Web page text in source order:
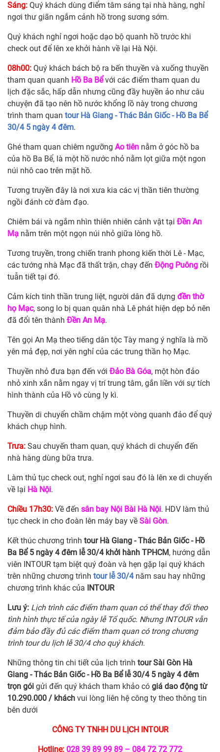
Sáng: Quý khách dùng điểm tâm sáng tại nhà hàng, nghỉ
ngơi thư giãn ngắm cảnh hồ trong sương sớm.
Quý khách nghỉ ngơi hoặc dạo bộ quanh hồ trước khi
check out để lên xe khởi hành về lại Hà Nội.
08h00: Quý khách bách bộ ra bến thuyền và xuống thuyền
tham quan quanh Hồ Ba Bểvới các điểm tham quan du
lịch đặc sắc, hấp dẫn nhưng cũng đầy huyền ảo như câu
chuyện đã tạo nên hồ nước khổng lồ này trong chương
trình tham quan tour Hà Giang - Thác Bản Giốc - Hồ Ba Bể
30/4 5 ngày 4 đêm.
Ghé tham quan chiêm ngưỡng Ao tiên nằm ở góc hồ ba
của hồ Ba Bể, là một hồ nước nhỏ nằm lọt giữa một ngon
núi nhô cao trên mặt hồ.
Tương truyền đây là nơi xưa kia các vị thần tiên thường
ngồi đánh cờ đàm đạo.
Chiêm bái và ngắm nhìn thiên nhiên cảnh vật tại Đền An
Mạ nằm trên một ngọn núi nhỏ giữa lòng hồ.
Tương truyền, trong chiến tranh phong kiến thời Lê - Mạc,
các tướng nhà Mạc đã thất trận, chạy đến Động Puông rồi
tuẫn tiết tại đó.
Cảm kích tinh thần trung liệt, người dân đã dựng đền thờ
họ Mạc, song lo bị quan quân nhà Lê phát hiện dẹp bỏ nên
đã đổi tên thành Đền An Mạ.
Tên gọi An Mạ theo tiếng dân tộc Tày mang ý nghĩa là mồ
yên mả đẹp, nơi yên nghỉ của các trung thần họ Mạc.
Thuyền nhỏ đưa bạn đến với Đảo Bà Góa, một hòn đảo
nhỏ xinh xắn nằm ngay vị trí trung tâm, gắn liền với sự tích
hình thành của Hồ vô cùng ly kì.
Thuyền di chuyển chầm chậm một vòng quanh đảo để quý
khách chụp hình.
Trưa: Sau chuyến tham quan, quý khách di chuyển đến
nhà hàng dùng bữa trưa.
Làm thủ tục check out, nghỉ ngơi sau đó là lên xe di chuyển
về lại Hà Nội.
Chiều 17h30: Về đến sân bay Nội Bài Hà Nội. HDV làm thủ
tục check in cho đoàn lên máy bay về Sài Gòn.
Kết thúc chương trình tour Hà Giang - Thác Bản Giốc - Hồ
Ba Bể 5 ngày 4 đêm lễ 30/4 khởi hành TPHCM, hướng dẫn
viên INTOUR tạm biệt quý đoàn và hẹn gặp lại quý khách
trên những chương trình tour lễ 30/4năm sau hay những
chương trình khác của
INTOUR
Lưu ý: Lịch trình các điểm tham quan có thể thay đổi theo
tình hình thực tế của ngày lễ Tổ quốc. Nhưng INTOUR vẫn
đảm bảo đầy đủ các điểm tham quan có trong chương
trình tour du lịch lễ 30/4 cho quý khách.
Những thông tin chi tiết của lịch trình tour Sài Gòn Hà
Giang - Thác Bản Giốc - Hồ Ba Bể lễ 30/4 5 ngày 4 đêm
trọn gói gửi đến quý khách tham khảo có giá dao động từ
10.290.000 / khách vui lòng liên hệ công ty theo thông tin
bên dưới
CÔNG TY TNHH DU LỊCH INTOUR
Hotline: 028 39 89 99 89 – 084 72 72 772